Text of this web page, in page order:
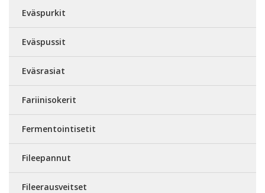
Eväspurkit
Eväspussit
Eväsrasiat
Fariinisokerit
Fermentointisetit
Fileepannut
Fileerausveitset